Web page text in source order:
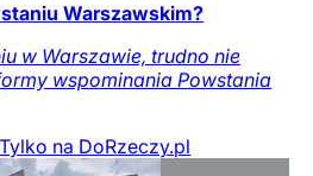
Warszawskim?
w Warszawie, trudno nie
wspominania Powstania
Tylko na DoRzeczy.pl